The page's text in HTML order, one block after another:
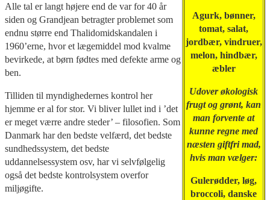
Agurk, bønner,
tomat, salat,
jordbær, vindruer,
melon, hindbær,
æbler
Udover økologisk
frugt og grønt, kan
man forvente at
kunne regne med
næsten giftfri mad,
hvis man vælger:
Gulerødder, løg,
broccoli, danske
Alle tal er langt højere end de var for 40 år
siden og Grandjean betragter problemet som
endnu større end Thalidomidskandalen i
1960’erne, hvor et lægemiddel mod kvalme
bevirkede, at børn fødtes med defekte arme og
ben.
Tilliden til myndighedernes kontrol her
hjemme er al for stor. Vi bliver lullet ind i ’det
er meget værre andre steder’ – filosofien. Som
Danmark har den bedste velfærd, det bedste
sundhedssystem, det bedste
uddannelsessystem osv, har vi selvfølgelig
også det bedste kontrolsystem overfor
miljøgifte.